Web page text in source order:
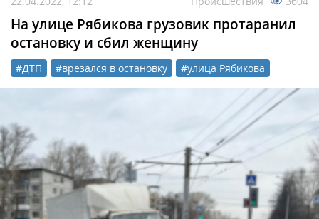
На улице Рябикова грузовик протаранил
остановку и сбил женщину
#ДТП #врезался в остановку #улица Рябикова